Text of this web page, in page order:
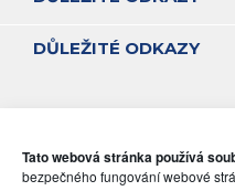
Tato webová stránka používá
bezpečného fungování webové
DŮLEŽITÉ ODKAZY